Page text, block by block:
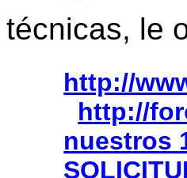
técnicas, le
http://
http://
nuestros